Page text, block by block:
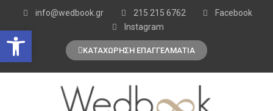
Open toolbar
info@wedbook.gr 215 215 6762
Facebook
Instagram
ΚΑΤΑΧΩΡΗΣΗ ΕΠΑΓΓΕΛΜΑΤΙΑ